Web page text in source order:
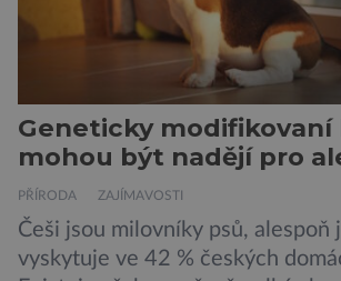
Geneticky modifikovaní
mohou být nadějí pro
PŘÍRODA ZAJÍMAVOSTI
Češi jsou milovníky psů, alespoň
vyskytuje ve 42 % českých